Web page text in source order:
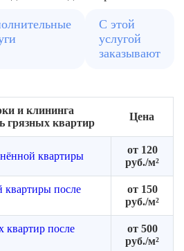
с
С этой
услугой
заказывают
и клининга
грязных квартир
Цена
квартиры
от 120
руб./м²
квартиры после
от 150
руб./м²
квартир после
от 500
руб./м²